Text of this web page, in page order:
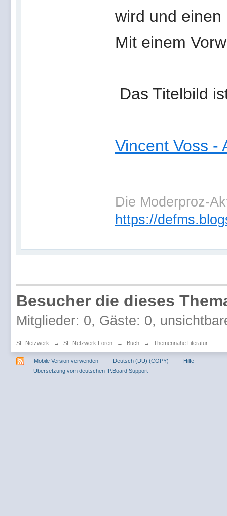
wird und
Mit einem
Das Titelbild
Vincent Voss -
Die Moderproz-
https://
Besucher die dieses
Mitglieder: 0, Gäste: 0,
SF-Netzwerk → SF-Netzwerk Foren → Buch → Themennahe Literatur
Mobile Version verwenden Deutsch (DU) (COPY)
Hilfe
Übersetzung vom deutschen IP.Board Support